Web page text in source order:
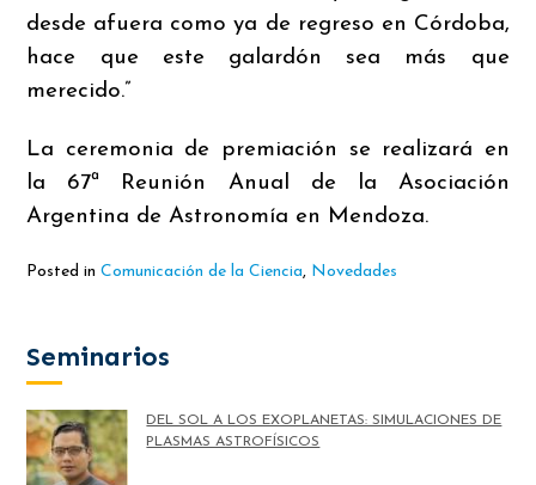
desde afuera como ya de regreso en Córdoba,
hace que este galardón sea más que
merecido.”
La ceremonia de premiación se realizará en
la 67ª Reunión Anual de la Asociación
Argentina de Astronomía en Mendoza.
Posted inComunicación de la Ciencia, Novedades
Seminarios
DEL SOL A LOS EXOPLANETAS: SIMULACIONES DE
PLASMAS ASTROFÍSICOS